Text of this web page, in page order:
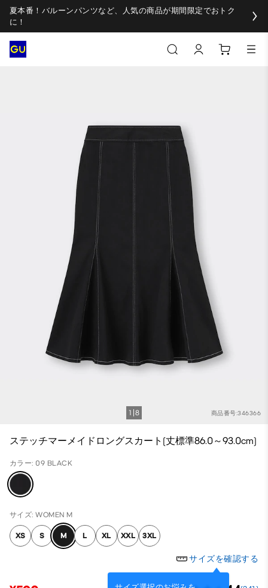
夏本番！バルーンパンツなど、人気の商品が期間限定でおトク
に！
商品番号:346366
1 8
ステッチマーメイドロングスカート(丈標準86.0～93.0cm)
カラー: 09 BLACK
サイズ: WOMEN M
XS S M L XL XXL 3XL
サイズを確認する